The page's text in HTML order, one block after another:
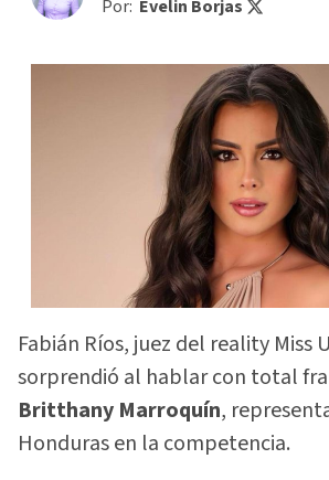
Por: Evelin Borjas
Fabián Ríos, juez del reality Miss
sorprendió al hablar con total
Britthany Marroquín,
Honduras en la competencia.